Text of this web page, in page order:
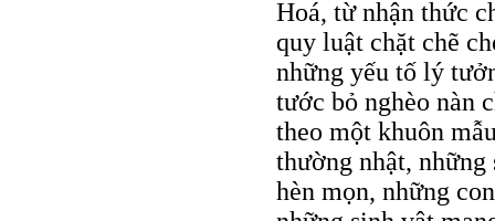
Hoá, từ nhận thức
quy luật chặt chẽ
những yếu tố lý
tước bỏ nghèo nàn
theo một khuôn
thường nhật, những
hèn mọn, những